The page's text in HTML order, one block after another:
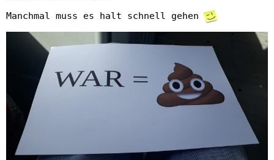
Manchmal muss es halt schnell gehen